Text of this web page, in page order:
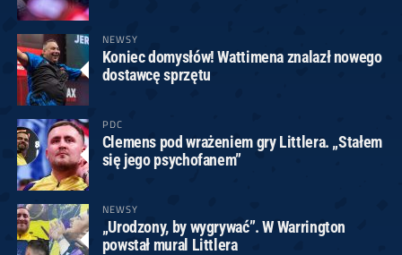
NEWSY
Koniec domysłów! Wattimena znalazł nowego
dostawcę sprzętu
PDC
Clemens pod wrażeniem gry Littlera. „Stałem
się jego psychofanem”
NEWSY
„Urodzony, by wygrywać”. W Warrington
powstał mural Littlera